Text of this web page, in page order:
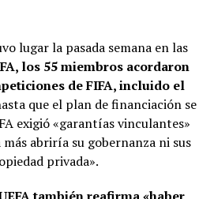
lugar la pasada semana en las
los 55 miembros acordaron
de FIFA, incluido el
que el plan de financiación se
exigió «garantías vinculantes»
más abriría su gobernanza ni sus
privada».